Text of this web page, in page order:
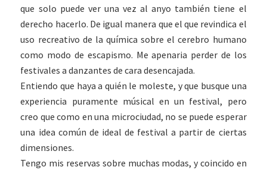
que solo puede ver una vez al anyo también tiene el
derecho hacerlo. De igual manera que el que revindica el
uso recreativo de la química sobre el cerebro humano
como modo de escapismo. Me apenaria perder de los
festivales a danzantes de cara desencajada.
Entiendo que haya a quién le moleste, y que busque una
experiencia puramente músical en un festival, pero
creo que como en una microciudad, no se puede esperar
una idea común de ideal de festival a partir de ciertas
dimensiones.
Tengo mis reservas sobre muchas modas, y coincido en